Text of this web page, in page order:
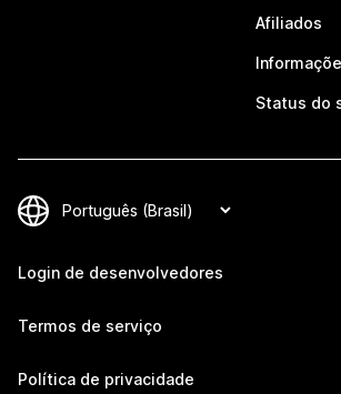
Afiliados
Status do
Login de desenvolvedores
Termos de serviço
Política de privacidade